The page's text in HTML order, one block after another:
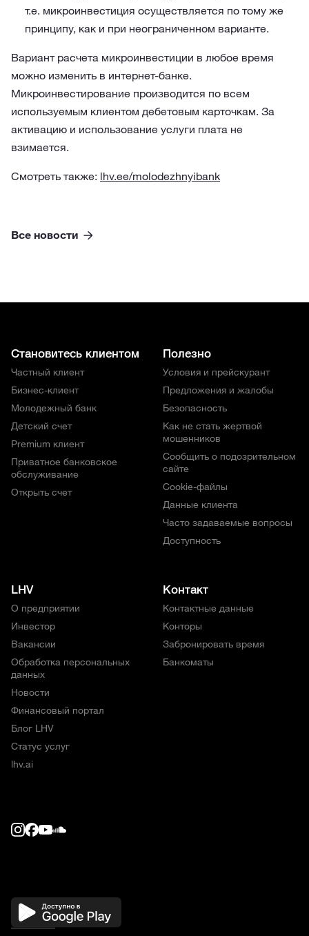
т.е. микроинвестиция осуществляется по тому же
принципу, как и при неограниченном варианте.
Вариант расчета микроинвестиции в любое время
можно изменить в интернет-банке.
Микроинвестирование производится по всем
используемым клиентом дебетовым карточкам. За
активацию и использование услуги плата не
взимается.
Смотреть также: lhv.ee/molodezhnyibank
Все новости
Становитесь клиентом
Частный клиент
Бизнес-клиент
Молодежный банк
Детский счет
Premium клиент
Приватное банковское
обслуживание
Открыть счет
Полезно
Условия и прейскурант
Предложения и жалобы
Безопасность
Как не стать жертвой
мошенников
Сообщить о подозрительном
сайте
Cookie-файлы
Данные клиента
Часто задаваемые вопросы
Доступность
LHV
О предприятии
Инвестор
Вакансии
Обработка персональных
данных
Новости
Финансовый портал
Блог LHV
Статус услуг
lhv.ai
Контакт
Контактные данные
Конторы
Забронировать время
Банкоматы